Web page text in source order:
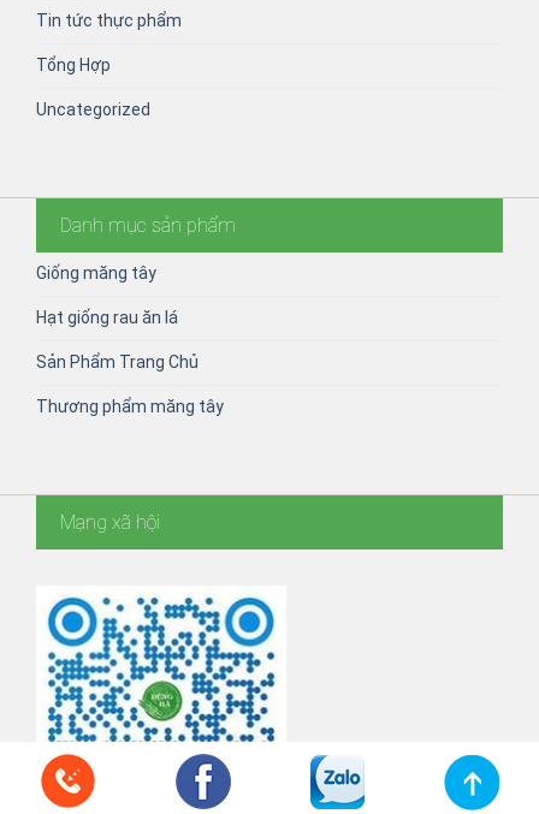
Tin tức thực phẩm
Tổng Hợp
Uncategorized
Danh mục sản phẩm
Giống măng tây
Hạt giống rau ăn lá
Sản Phẩm Trang Chủ
Thương phẩm măng tây
Mạng xã hội